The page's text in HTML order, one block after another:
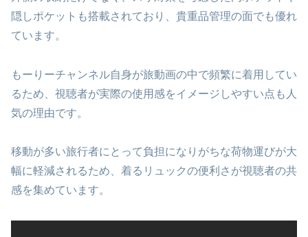
隠しポケットも搭載されており、貴重品管理の面でも優れ
ています。
もーりーチャンネル自身が旅動画の中で頻繁に着用してい
るため、視聴者が実際の使用感をイメージしやすい点も人
気の理由です。
移動が多い旅行者にとって負担になりがちな荷物運びが大
幅に軽減されるため、着るリュックの便利さが視聴者の共
感を集めています。